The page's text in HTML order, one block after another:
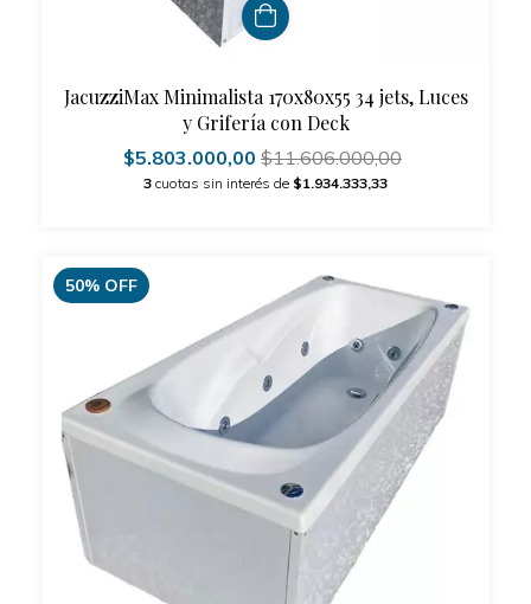
JacuzziMax Minimalista 170x80x55 34 jets, Luces
y Grifería con Deck
$5.803.000,00 $11.606.000,00
3 cuotas sin interés de $1.934.333,33
50% OFF